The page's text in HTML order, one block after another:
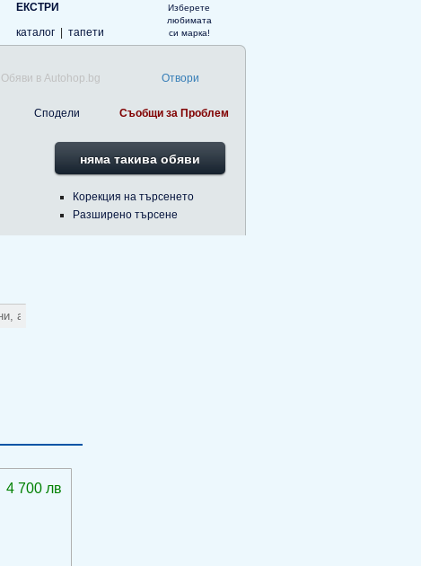
ЕКСТРИ
каталог
тапети
Изберете
любимата
си марка!
Обяви в Autohop.bg Отвори
Сподели Съобщи за Проблем
няма такива обяви
Корекция на търсенето
Разширено търсене
4 700 лв